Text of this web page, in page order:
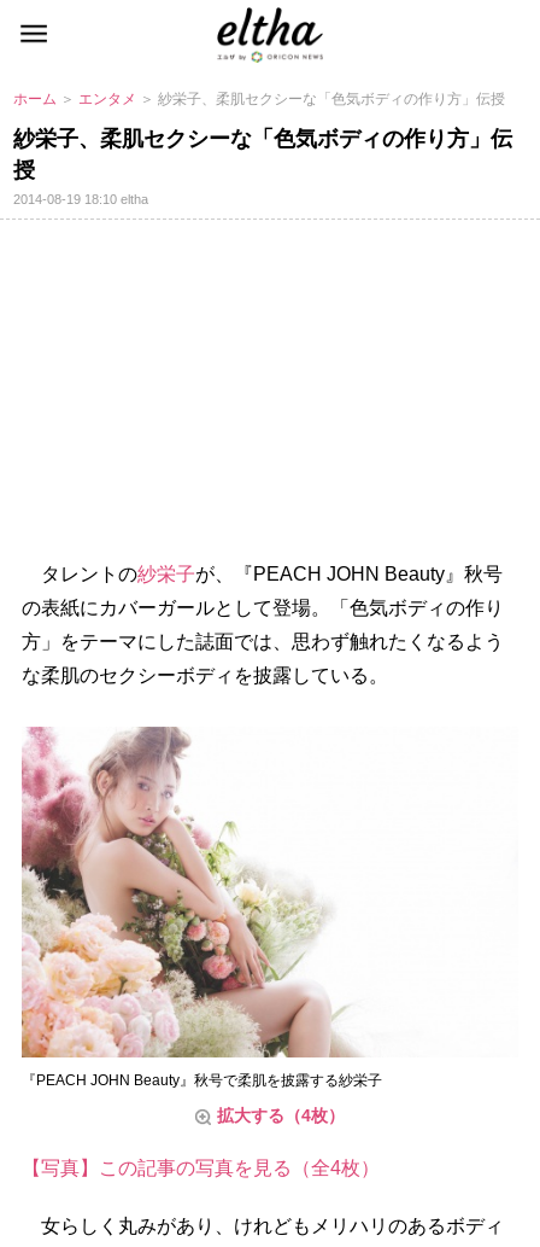
ホーム ＞ エンタメ ＞ 紗栄子、柔肌セクシーな「色気ボディの作り方」伝授
紗栄子、柔肌セクシーな「色気ボディの作り方」伝
授
2014-08-19 18:10eltha
タレントの紗栄子が、『PEACH JOHN Beauty』秋号
の表紙にカバーガールとして登場。「色気ボディの作り
方」をテーマにした誌面では、思わず触れたくなるよう
な柔肌のセクシーボディを披露している。
『PEACH JOHN Beauty』秋号で柔肌を披露する紗栄子
拡大する（4枚）
【写真】この記事の写真を見る（全4枚）
女らしく丸みがあり、けれどもメリハリのあるボディ